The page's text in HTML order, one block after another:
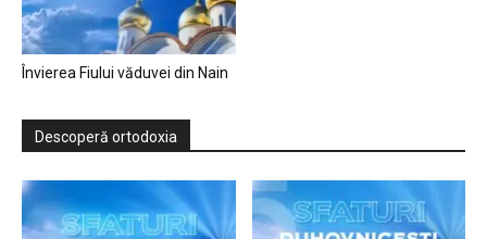
Învierea Fiului văduvei din Nain
Descoperă ortodoxia